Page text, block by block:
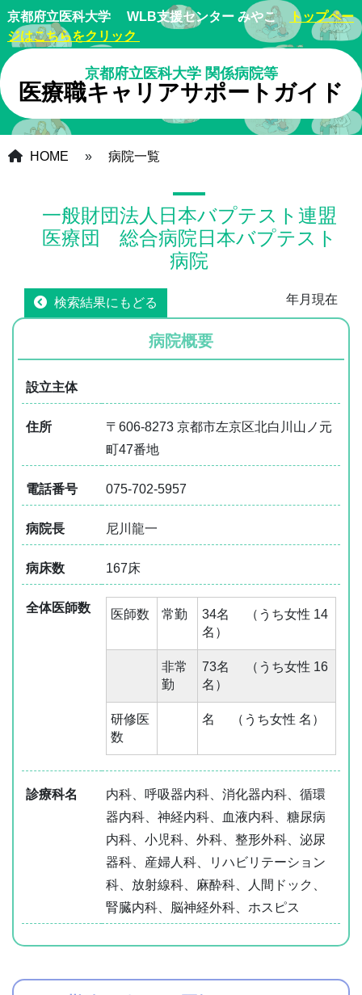
京都府立医科大学 WLB支援センター みやこ
トップペー
ジはこちらをクリック
京都府立医科大学 関係病院等
医療職キャリアサポートガイド
HOME » 病院一覧
一般財団法人日本バプテスト連盟
医療団 総合病院日本バプテスト
病院
検索結果にもどる 年月現在
病院概要
設立主体
住所
〒606-8273 京都市左京区北白川山ノ元
町47番地
電話番号 075-702-5957
病院長 尼川龍一
病床数 167床
全体医師数 医師数 常勤
34名 （うち女性 14
名）
非常
勤
73名 （うち女性 16
名）
研修医
数
名 （うち女性 名）
診療科名
内科、呼吸器内科、消化器内科、循環
器内科、神経内科、血液内科、糖尿病
内科、小児科、外科、整形外科、泌尿
器科、産婦人科、リハビリテーション
科、放射線科、麻酔科、人間ドック、
腎臓内科、脳神経外科、ホスピス